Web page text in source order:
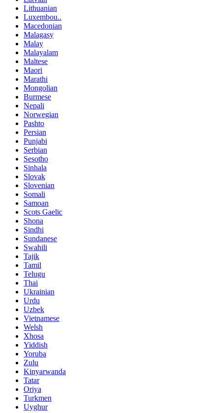
Lithuanian
Luxembou..
Macedonian
Malagasy
Malay
Malayalam
Maltese
Maori
Marathi
Mongolian
Burmese
Nepali
Norwegian
Pashto
Persian
Punjabi
Serbian
Sesotho
Sinhala
Slovak
Slovenian
Somali
Samoan
Scots Gaelic
Shona
Sindhi
Sundanese
Swahili
Tajik
Tamil
Telugu
Thai
Ukrainian
Urdu
Uzbek
Vietnamese
Welsh
Xhosa
Yiddish
Yoruba
Zulu
Kinyarwanda
Tatar
Oriya
Turkmen
Uyghur